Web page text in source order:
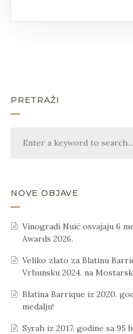
PRETRAŽI
NOVE OBJAVE
Vinogradi Nuić osvajaju 6
Awards 2026.
Veliko zlato za Blatinu
Vrhunsku 2024. na
Blatina Barrique iz 2020.
medalju!
Syrah iz 2017. godine sa 95